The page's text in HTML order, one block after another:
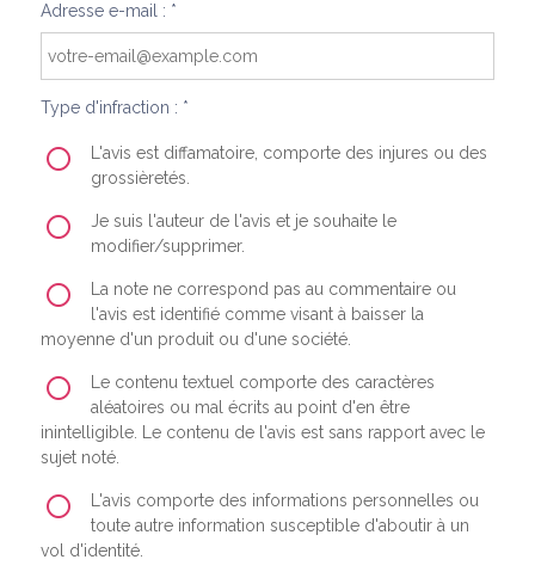
Adresse e-mail : *
Type d'infraction : *
L'avis est diffamatoire, comporte des injures ou des
grossièretés.
Je suis l'auteur de l'avis et je souhaite le
modifier/supprimer.
La note ne correspond pas au commentaire ou
l'avis est identifié comme visant à baisser la
moyenne d'un produit ou d'une société.
Le contenu textuel comporte des caractères
aléatoires ou mal écrits au point d'en être
inintelligible. Le contenu de l'avis est sans rapport avec le
sujet noté.
L'avis comporte des informations personnelles ou
toute autre information susceptible d'aboutir à un
vol d'identité.